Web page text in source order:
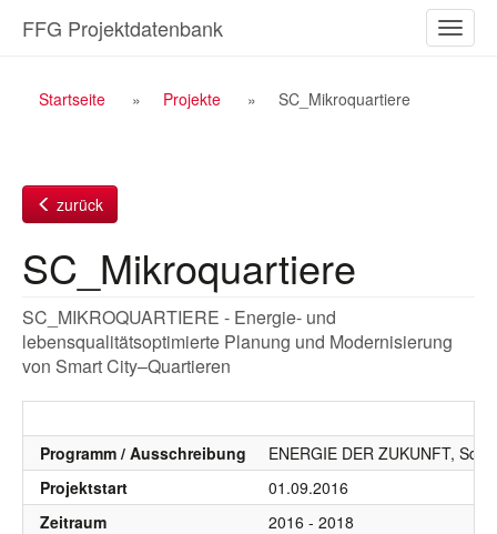
Inhalt
ein-/
FFG Projektdatenbank
Breadcrumb
Startseite Projekte SC_Mikroquartiere
zurück
SC_Mikroquartiere
SC_MIKROQUARTIERE - Energie- und
lebensqualitätsoptimierte Planung und Modernisierung
von Smart City–Quartieren
Programm / Ausschreibung
ENERGIE DER ZUKUNFT,
Projektstart
01.09.2016
Zeitraum
2016 - 2018